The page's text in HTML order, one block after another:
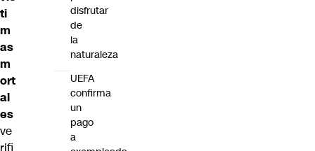
ti
m
as
m
ort
al
es
ve
disfrutar
de
la
naturaleza
UEFA
confirma
un
pago
a